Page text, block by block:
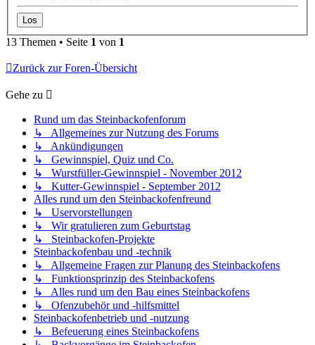
13 Themen • Seite 1 von 1
Zurück zur Foren-Übersicht
Gehe zu
Rund um das Steinbackofenforum
↳ Allgemeines zur Nutzung des Forums
↳ Ankündigungen
↳ Gewinnspiel, Quiz und Co.
↳ Wurstfüller-Gewinnspiel - November 2012
↳ Kutter-Gewinnspiel - September 2012
Alles rund um den Steinbackofenfreund
↳ Uservorstellungen
↳ Wir gratulieren zum Geburtstag
↳ Steinbackofen-Projekte
Steinbackofenbau und -technik
↳ Allgemeine Fragen zur Planung des Steinbackofens
↳ Funktionsprinzip des Steinbackofens
↳ Alles rund um den Bau eines Steinbackofens
↳ Ofenzubehör und -hilfsmittel
Steinbackofenbetrieb und -nutzung
↳ Befeuerung eines Steinbackofens